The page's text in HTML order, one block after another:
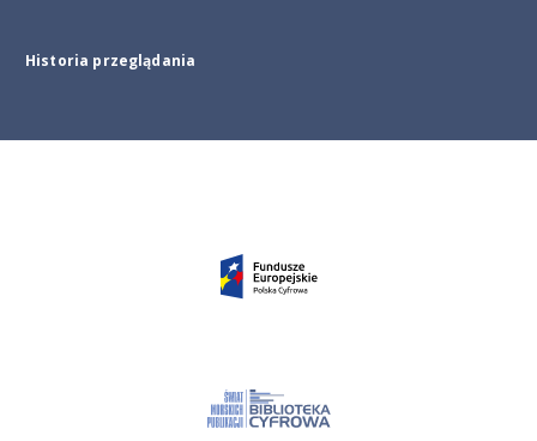
Historia przeglądania